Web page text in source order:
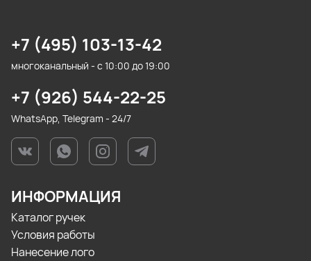
+7 (495) 103-13-42
многоканальный - с 10:00 до 19:00
+7 (926) 544-22-25
WhatsApp, Telegram - 24/7
ИНФОРМАЦИЯ
Каталог ручек
Условия работы
Нанесение лого